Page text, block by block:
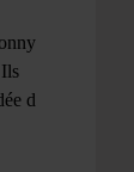
d